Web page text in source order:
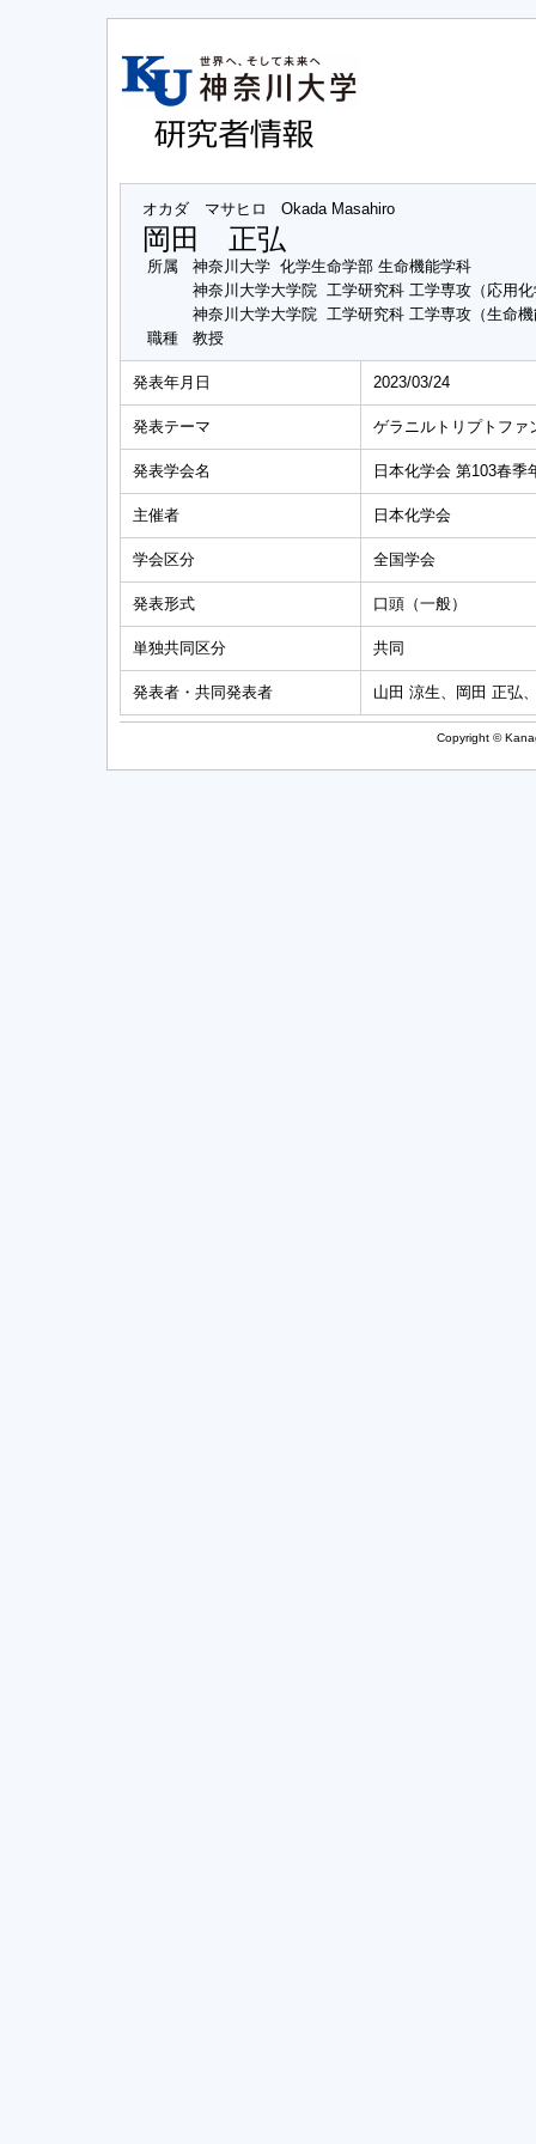
オカダ マサヒロ Okada Masahiro
岡田 正弘
所属
神奈川大学 化学生命学部 生命機能学科
神奈川大学大学院 工学研究科 工学専攻（応用
神奈川大学大学院 工学研究科 工学専攻（生命
職種
教授
発表年月日 2023/03/24
発表テーマ ゲラニルトリプトファ
発表学会名 日本化学会 第103春季
主催者 日本化学会
学会区分 全国学会
発表形式 口頭（一般）
単独共同区分 共同
発表者・共同発表者 山田 涼生、岡田 正弘
Copyright ©